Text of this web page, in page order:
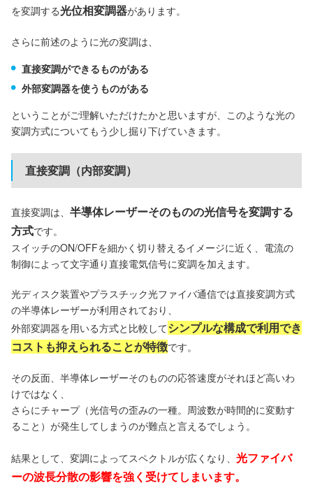
を変調する光位相変調器があります。
さらに前述のように光の変調は、
直接変調ができるものがある
外部変調器を使うものがある
ということがご理解いただけたかと思いますが、このような光の
変調方式についてもう少し掘り下げていきます。
直接変調（内部変調）
直接変調は、 半導体レーザーそのものの光信号を変調する
方式です。
スイッチのON/OFFを細かく切り替えるイメージに近く、電流の
制御によって文字通り直接電気信号に変調を加えます。
光ディスク装置やプラスチック光ファイバ通信では直接変調方式
の半導体レーザーが利用されており、
外部変調器を用いる方式と比較してシンプルな構成で利用でき
コストも抑えられることが特徴です。
その反面、半導体レーザーそのものの応答速度がそれほど高いわ
けではなく、
さらにチャープ（光信号の歪みの一種。周波数が時間的に変動す
ること）が発生してしまうのが難点と言えるでしょう。
結果として、変調によってスペクトルが広くなり、 光ファイバ
ーの波長分散の影響を強く受けてしまいます。